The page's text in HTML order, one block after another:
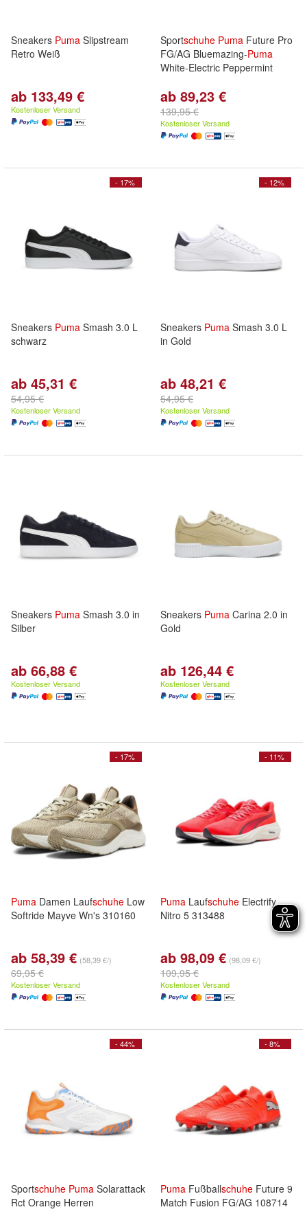
Sneakers Puma Slipstream
Retro Weiß
ab 133,49 €
Kostenloser Versand
Sportschuhe Puma Future Pro
FG/AG Bluemazing-Puma
White-Electric Peppermint
ab 89,23 €
139,95 €
Kostenloser Versand
- 17%
Sneakers Puma Smash 3.0 L
schwarz
ab 45,31 €
54,95 €
Kostenloser Versand
- 12%
Sneakers Puma Smash 3.0 L
in Gold
ab 48,21 €
54,95 €
Kostenloser Versand
Sneakers Puma Smash 3.0 in
Silber
ab 66,88 €
Kostenloser Versand
Sneakers Puma Carina 2.0 in
Gold
ab 126,44 €
Kostenloser Versand
- 17%
Puma Damen Laufschuhe Low
Softride Mayve Wn's 310160
ab 58,39 € (58,39 €/)
69,95 €
Kostenloser Versand
- 11%
Puma Laufschuhe Electrify
Nitro 5 313488
ab 98,09 € (98,09 €/)
109,95 €
Kostenloser Versand
- 44%
Sportschuhe Puma Solarattack
Rct Orange Herren
- 8%
Puma Fußballschuhe Future 9
Match Fusion FG/AG 108714